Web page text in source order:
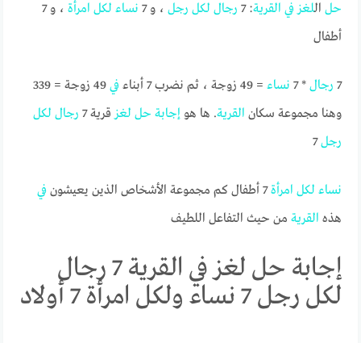
حل اللغز في القرية: 7 رجال لكل رجل ، و 7 نساء لكل امرأة
، و 7
أطفال
7 رجال * 7 نساء = 49 زوجة ، ثم نضرب 7 أبناء في
49 زوجة = 339
وهنا مجموعة سكان القرية. ها هوإجابة حل لغزقرية 7 رجال لكل
رجل7
نساء لكل امرأة7 أطفال كم مجموعة الأشخاص الذين يعيشون
في
هذه القرية من حيث التفاعل اللطيف
إجابة حل لغز في القرية 7 رجال
لكل رجل 7 نساء ولكل امرأة 7 أولاد